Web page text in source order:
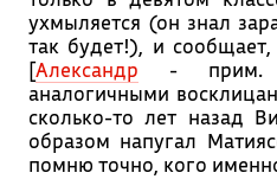
ухмыляется (он знал
так будет!), и
[Александр - прим.
аналогичными
сколько-то лет назад
образом напугал
помню точно, кого